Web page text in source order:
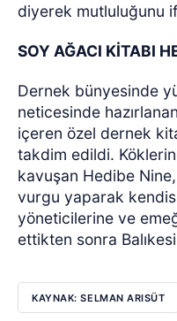
diyerek mutluluğunu
SOY AĞACI KİTABI
Dernek bünyesinde
neticesinde
içeren özel dernek
takdim edildi.
kavuşan Hedibe
vurgu yaparak
yöneticilerine ve
ettikten sonra
KAYNAK: SELMAN ARISÜT